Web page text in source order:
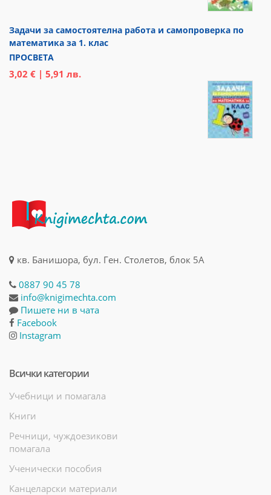
Задачи за самостоятелна работа и самопроверка по
математика за 1. клас
ПРОСВЕТА
3,02 € | 5,91 лв.
кв. Банишора, бул. Ген. Столетов, блок 5А
0887 90 45 78
info@knigimechta.com
Пишете ни в чата
Facebook
Instagram
Всички категории
Учебници и помагала
Книги
Речници, чуждоезикови
помагала
Ученически пособия
Канцеларски материали